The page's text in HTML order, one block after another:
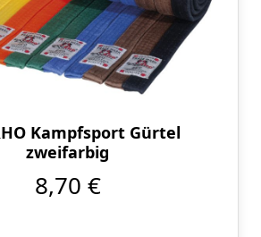
Kampfsport Gürtel
zweifarbig
8,70 €